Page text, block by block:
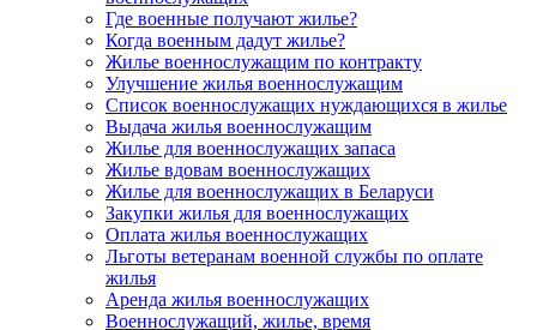
Где военные получают жилье?
Когда военным дадут жилье?
Жилье военнослужащим по контракту
Улучшение жилья военнослужащим
Список военнослужащих нуждающихся в жилье
Выдача жилья военнослужащим
Жилье для военнослужащих запаса
Жилье вдовам военнослужащих
Жилье для военнослужащих в Беларуси
Закупки жилья для военнослужащих
Оплата жилья военнослужащих
Льготы ветеранам военной службы по оплате
жилья
Аренда жилья военнослужащих
Военнослужащий, жилье, время